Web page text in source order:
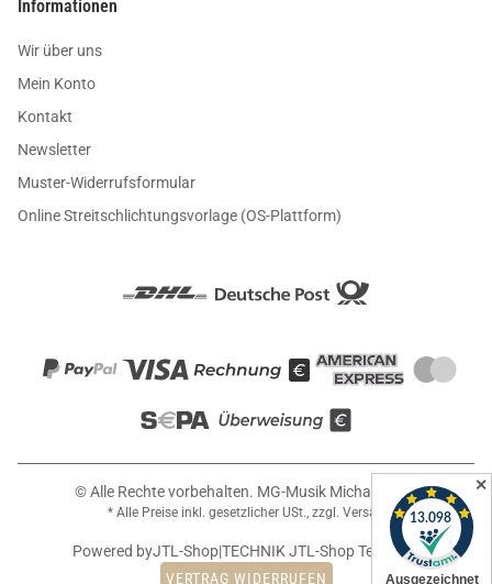
Informationen
Wir über uns
Mein Konto
Kontakt
Newsletter
Muster-Widerrufsformular
Online Streitschlichtungsvorlage (OS-Plattform)
© Alle Rechte vorbehalten. MG-Musik Michael Girin
* Alle Preise inkl. gesetzlicher USt., zzgl. Versand
Powered byJTL-Shop|TECHNIK JTL-Shop Template
VERTRAG WIDERRUFEN
✕